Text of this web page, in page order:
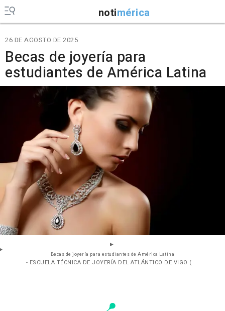
notimérica
26 DE AGOSTO DE 2025
Becas de joyería para
estudiantes de América Latina
Becas de joyería para estudiantes de América Latina
- ESCUELA TÉCNICA DE JOYERÍA DEL ATLÁNTICO DE VIGO (